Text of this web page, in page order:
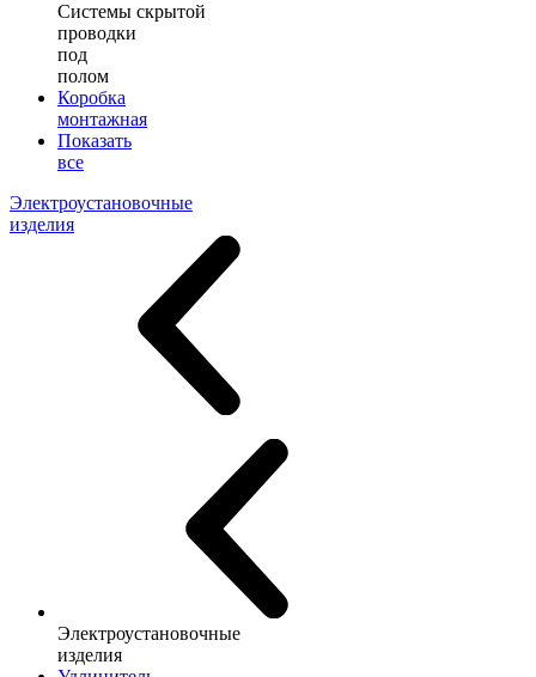
Системы скрытой
проводки
под
полом
Коробка
монтажная
Показать
все
Электроустановочные
изделия
Электроустановочные
изделия